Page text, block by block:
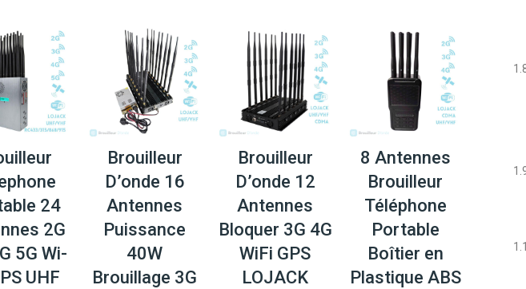
24
2G
5G Wi-
UHF
Brouilleur
D’onde 16
Antennes
Puissance
40W
Brouillage 3G
Brouilleur
D’onde 12
Antennes
Bloquer 3G 4G
WiFi GPS
LOJACK
8 Antennes
Brouilleur
Téléphone
Portable
Boîtier en
Plastique ABS